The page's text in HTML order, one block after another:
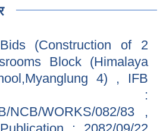
(Construction of 2
Block (Himalaya
4) , IFB
:
NCB/WORKS/082/83 ,